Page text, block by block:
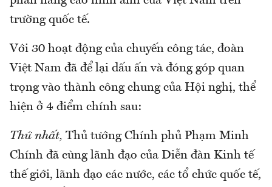
trường quốc tế.
Với 30 hoạt động của chuyến công tác, đoàn
Việt Nam đã để lại dấu ấn và đóng góp quan
trọng vào thành công chung của Hội nghị, thể
hiện ở 4 điểm chính sau:
Thứ nhất, Thủ tướng Chính phủ Phạm Minh
Chính đã cùng lãnh đạo của Diễn đàn Kinh tế
thế giới, lãnh đạo các nước, các tổ chức quốc tế,